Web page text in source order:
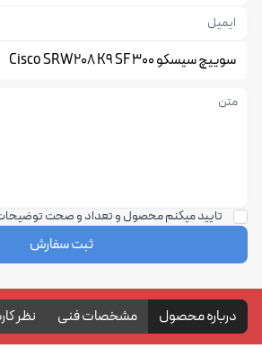
سوییچ سیسکو Cisco SRW208 K9 SF 300
تایید میکنم محصول و تعداد و صحت
ثبت سفارش
درباره محصول مشخصات فنی نظر